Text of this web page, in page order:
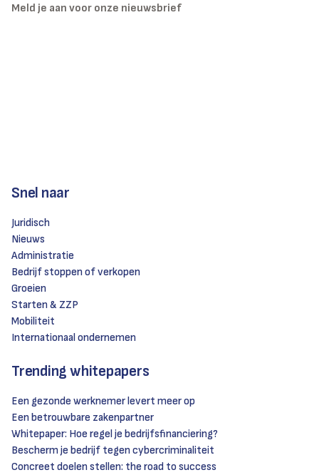
Meld je aan voor onze nieuwsbrief
Snel naar
Juridisch
Nieuws
Administratie
Bedrijf stoppen of verkopen
Groeien
Starten & ZZP
Mobiliteit
Internationaal ondernemen
Trending whitepapers
Een gezonde werknemer levert meer op
Een betrouwbare zakenpartner
Whitepaper: Hoe regel je bedrijfsfinanciering?
Bescherm je bedrijf tegen cybercriminaliteit
Concreet doelen stellen: the road to success